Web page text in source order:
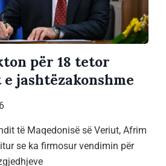
për 18 tetor
jashtëzakonshme
të Maqedonisë së Veriut, Afrim
se ka firmosur vendimin për